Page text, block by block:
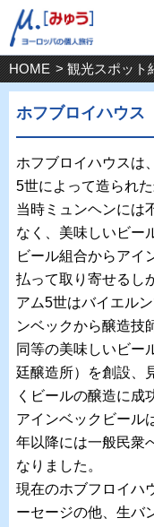
HOME >観光スポット
ホフブロイハウス
ホフブロイハウスは
5世によって造られ
当時ミュンヘンには
なく、美味しいビー
ビール組合からアイ
払って取り寄せるし
アム5世はバイエル
ンベックから醸造技
同等の美味しいビー
廷醸造所）を創設、
くビールの醸造に成
アインベックビール
年以降には一般民衆
なりました。
現在のホブフロイハ
ーセージの他、生バ